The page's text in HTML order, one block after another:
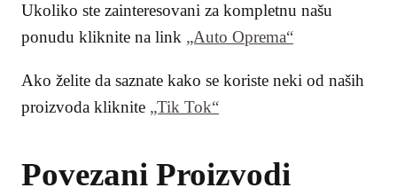
Ukoliko ste zainteresovani za kompletnu našu
ponudu kliknite na link „Auto Oprema“
Ako želite da saznate kako se koriste neki od naših
proizvoda kliknite „Tik Tok“
Povezani Proizvodi